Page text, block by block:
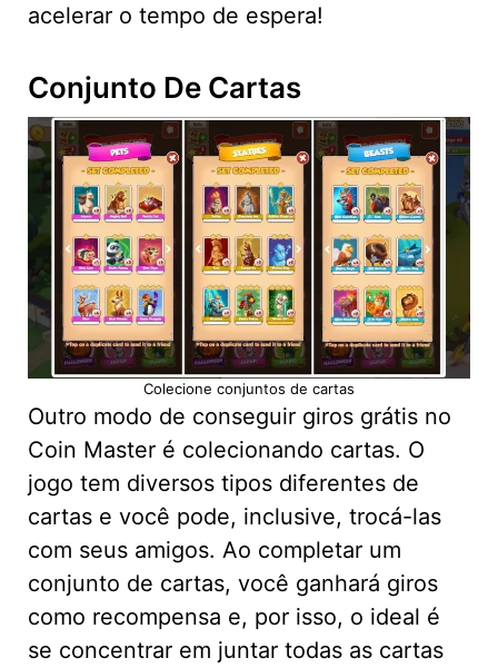
acelerar o tempo de espera!
Conjunto De Cartas
Colecione conjuntos de cartas
Outro modo de conseguir giros grátis no
Coin Master é colecionando cartas. O
jogo tem diversos tipos diferentes de
cartas e você pode, inclusive, trocá-las
com seus amigos. Ao completar um
conjunto de cartas, você ganhará giros
como recompensa e, por isso, o ideal é
se concentrar em juntar todas as cartas